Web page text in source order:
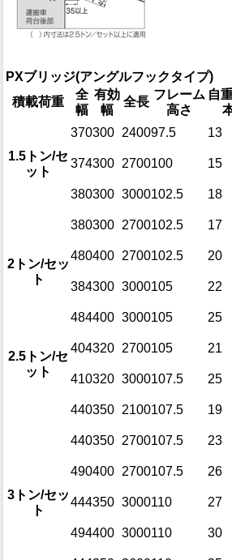
PXブリッジ(アングルフックタイプ)
積載荷重
全
幅
有効
幅
全長
フレーム
高さ
自
1.5トン/セ
ット
370300 240097.5 13
374300 2700100 15
380300 3000102.5 18
2トン/セッ
ト
380300 2700102.5 17
480400 2700102.5 20
384300 3000105 22
484400 3000105 25
2.5トン/セ
ット
404320 2700105 21
410320 3000107.5 25
3トン/セッ
ト
440350 2100107.5 19
440350 2700107.5 23
490400 2700107.5 26
444350 3000110 27
494400 3000110 30